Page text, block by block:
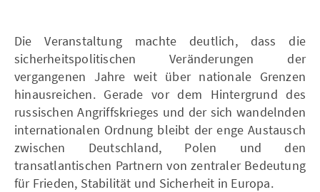
Die Veranstaltung machte deutlich, dass die
sicherheitspolitischen Veränderungen der
vergangenen Jahre weit über nationale Grenzen
hinausreichen. Gerade vor dem Hintergrund des
russischen Angriffskrieges und der sich wandelnden
internationalen Ordnung bleibt der enge Austausch
zwischen Deutschland, Polen und den
transatlantischen Partnern von zentraler Bedeutung
für Frieden, Stabilität und Sicherheit in Europa.